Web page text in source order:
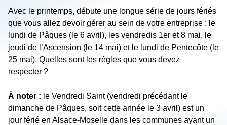
Avec le printemps, débute une longue série de jours fériés
que vous allez devoir gérer au sein de votre entreprise : le
lundi de Pâques (le 6 avril), les vendredis 1er et 8 mai, le
jeudi de l’Ascension (le 14 mai) et le lundi de Pentecôte (le
25 mai). Quelles sont les règles que vous devez
respecter ?
À noter : le Vendredi Saint (vendredi précédant le
dimanche de Pâques, soit cette année le 3 avril) est un
jour férié en Alsace-Moselle dans les communes ayant un